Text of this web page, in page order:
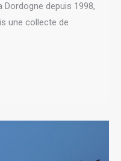
depuis 1998,
une collecte de